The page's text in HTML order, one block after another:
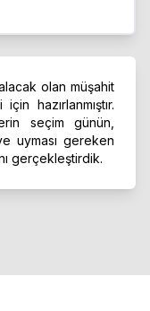
olan müşahit
hazırlanmıştır.
seçim günün,
uyması gereken
gerçekleştirdik.